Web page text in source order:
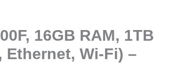
16GB RAM, 1TB
Ethernet, Wi-Fi) –